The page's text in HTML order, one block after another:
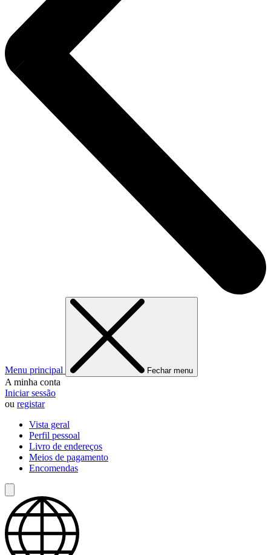
Menu principal Fechar menu
A minha conta
Iniciar sessão
ou registar
Vista geral
Perfil pessoal
Livro de endereços
Meios de pagamento
Encomendas